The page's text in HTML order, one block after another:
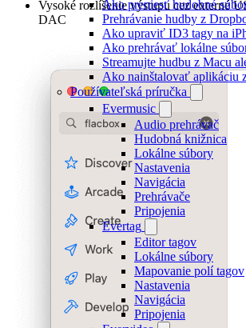
Ako preniesť hudobné
Prehrávanie hudby z
Ako upraviť ID3 tagy na
Ako prehrávať lokálne
Streamujte hudbu z Macu
Ako nainštalovať aplikáciu
Používateľská príručka
Evermusic
Audio prehrávač
Hudobná knižnica
Lokálne súbory
Nastavenia
Navigácia
Prehrávače
Pripojenia
Evertag
Editor tagov
Lokálne súbory
Mapovanie polí tagov
Nastavenia
Navigácia
Pripojenia
Vysoké rozlíšenie výstupu cez externé
DAC